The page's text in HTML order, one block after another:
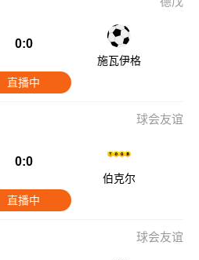
0:0
施瓦伊格
直播中
球会友谊
0:0
伯克尔
直播中
球会友谊